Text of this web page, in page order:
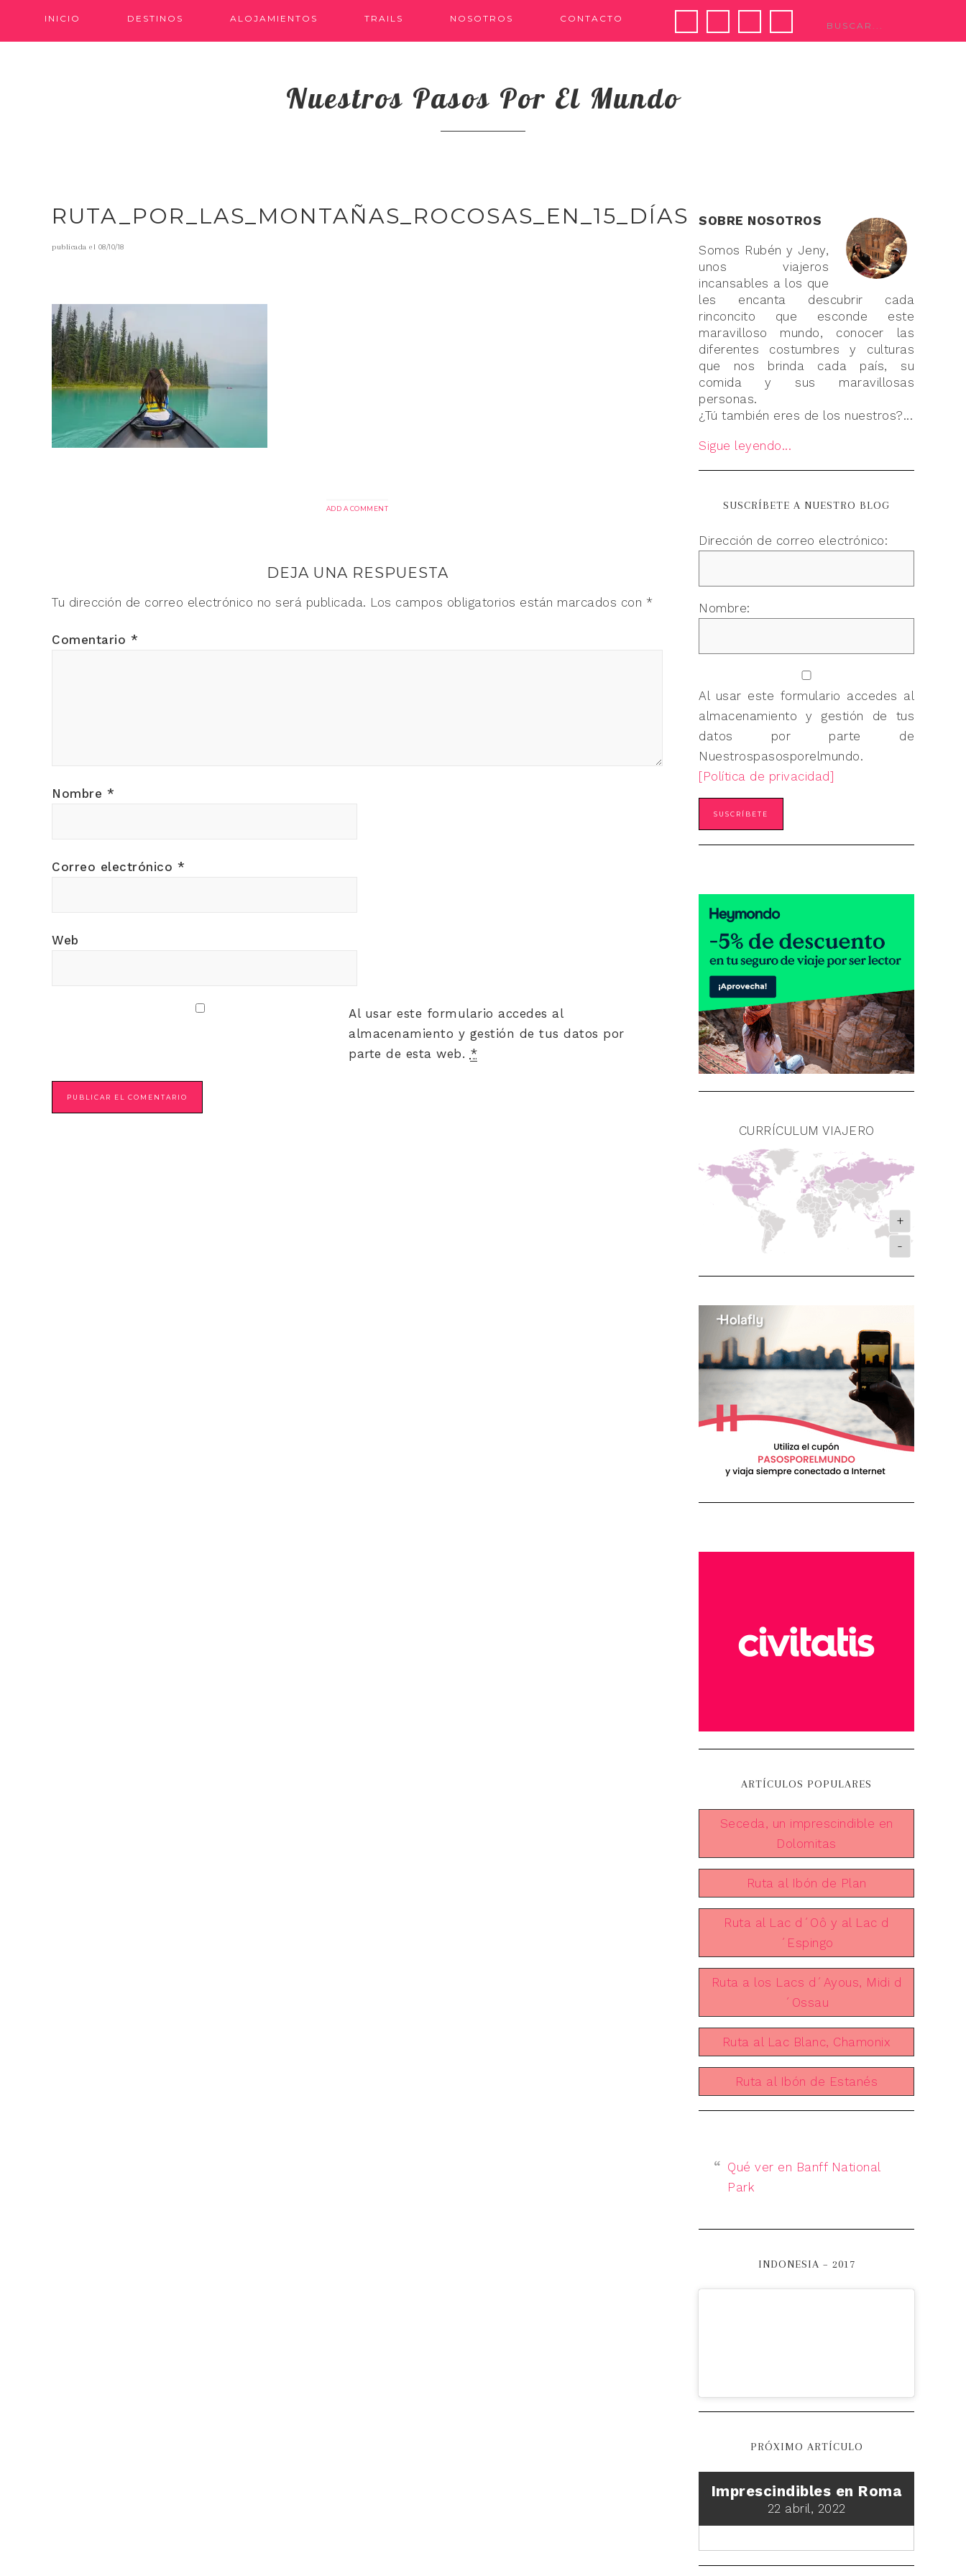
INICIO DESTINOS ALOJAMIENTOS TRAILS NOSOTROS CONTACTO
Nuestros Pasos Por El Mundo
RUTA_POR_LAS_MONTAÑAS_ROCOSAS_EN_15_DÍAS
publicada el 08/10/18
ADD A COMMENT
DEJA UNA RESPUESTA
Tu dirección de correo electrónico no será publicada. Los campos obligatorios están marcados con *
Comentario *
Nombre *
Correo electrónico *
Web
Al usar este formulario accedes al
almacenamiento y gestión de tus datos por
parte de esta web. *
SOBRE NOSOTROS
Somos Rubén y Jeny,
unos viajeros
incansables a los que
les encanta descubrir cada
rinconcito que esconde este
maravilloso mundo, conocer las
diferentes costumbres y culturas
que nos brinda cada país, su
comida y sus maravillosas
personas.
¿Tú también eres de los nuestros?...
Sigue leyendo...
SUSCRÍBETE A NUESTRO BLOG
Dirección de correo electrónico:
Nombre:
Al usar este formulario accedes al
almacenamiento y gestión de tus
datos por parte de
Nuestrospasosporelmundo.
[Política de privacidad]
CURRÍCULUM VIAJERO
+
-
ARTÍCULOS POPULARES
Seceda, un imprescindible en
Dolomitas
Ruta al Ibón de Plan
Ruta al Lac d´Oô y al Lac d
´Espingo
Ruta a los Lacs d´Ayous, Midi d
´Ossau
Ruta al Lac Blanc, Chamonix
Ruta al Ibón de Estanés
Qué ver en Banff National
Park
INDONESIA – 2017
PRÓXIMO ARTÍCULO
Imprescindibles en Roma
22 abril, 2022